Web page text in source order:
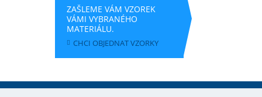
ZAŠLEME VÁM VZOREK
VÁMI VYBRANÉHO
MATERIÁLU.
CHCI OBJEDNAT VZORKY